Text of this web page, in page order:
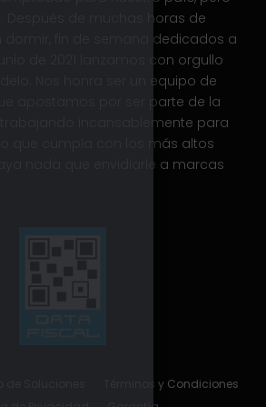
Después de muchas horas de
dormir, fin de semana dedicados a
de 2021 lanzamos con orgullo
Nos honra ser un equipo de
apostamos por ser parte de la
trabajando incansablemente para
que cumpla con los más altos
nada que envidiarle a marcas
Términos y Condiciones